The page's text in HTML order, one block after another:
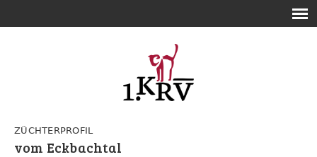
ZÜCHTERPROFIL
vom Eckbachtal